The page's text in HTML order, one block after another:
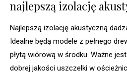
najlepszą izolację
Najlepszą izolację akustyczną
Idealne będą modele z pełnego
płytą wiórową w środku. Ważne
dobrej jakości uszczelki w